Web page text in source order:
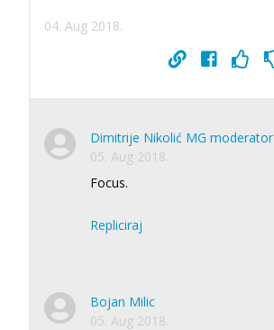
04. Aug 2018.
Dimitrije Nikolić MG moderator
05. Aug 2018.
Focus.
Repliciraj
Bojan Milic
05. Aug 2018.